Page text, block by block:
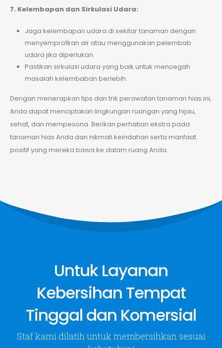
7. Kelembapan dan Sirkulasi Udara:
Jaga kelembapan udara di sekitar tanaman dengan
menyemprotkan air atau menggunakan pelembab
udara jika diperlukan.
Pastikan sirkulasi udara yang baik untuk mencegah
masalah kelembaban berlebih.
Dengan menerapkan tips dan trik perawatan tanaman hias ini,
Anda dapat menciptakan lingkungan ruangan yang hijau,
sehat, dan mempesona. Berikan perhatian ekstra pada
tanaman hias Anda dan nikmati keindahan serta manfaat
positif yang mereka bawa ke dalam ruang Anda.
Untuk Layanan
Kebersihan Tempat
Tinggal dan Komersial
Staf kami dilatih untuk membersihkan sesuai
Alamat
Perkantoran Mitra Matraman Blok B-21 Lt.3
Jl. Matraman Raya No.148, Jakarta Pusat
DKI Jakarta, 13150
Taman & Tanaman Hias
Aquarium & Kolam Ikan
VIEW MORE
Tentang Kami
Follow Us